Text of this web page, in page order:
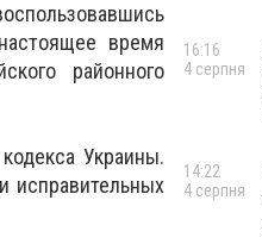
время
районного
Украины.
исправительных
16:16
4 серпня
14:22
4 серпня